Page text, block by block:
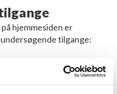
hjemmesiden er
tilgange: